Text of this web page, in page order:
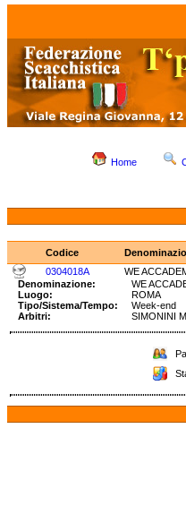
Home
Codice
0304018A
WE
Denominazione:
WE
Luogo:
ROMA
Tipo/Sistema/Tempo:
Week-
Arbitri: